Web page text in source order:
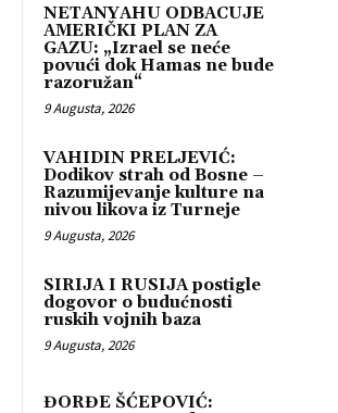
NETANYAHU ODBACUJE
AMERIČKI PLAN ZA
GAZU: „Izrael se neće
povući dok Hamas ne bude
razoružan“
9 Augusta, 2026
VAHIDIN PRELJEVIĆ:
Dodikov strah od Bosne –
Razumijevanje kulture na
nivou likova iz Turneje
9 Augusta, 2026
SIRIJA I RUSIJA postigle
dogovor o budućnosti
ruskih vojnih baza
9 Augusta, 2026
ĐORĐE ŠĆEPOVIĆ: